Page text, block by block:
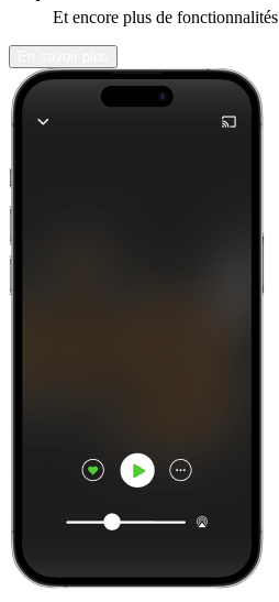
Et encore plus de fonctionnalités